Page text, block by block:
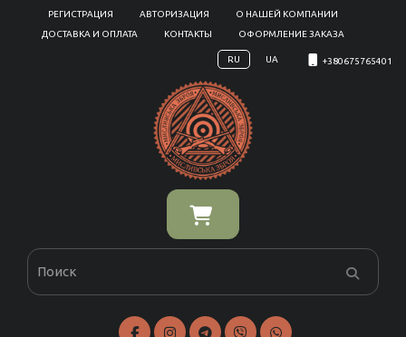
РЕГИСТРАЦИЯ АВТОРИЗАЦИЯ
О НАШЕЙ КОМПАНИИ
ДОСТАВКА И ОПЛАТА
КОНТАКТЫ ОФОРМЛЕНИЕ ЗАКАЗА
RU UA +380675765401